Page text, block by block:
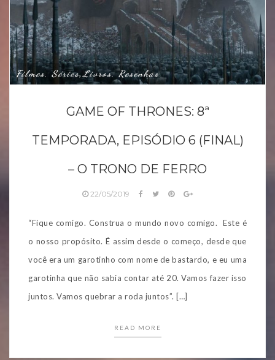
Filmes, Séries, Livros, Resenhas
GAME OF THRONES: 8ª
TEMPORADA, EPISÓDIO 6 (FINAL)
– O TRONO DE FERRO
22/05/2019
“Fique comigo. Construa o mundo novo comigo. Este é
o nosso propósito. É assim desde o começo, desde que
você era um garotinho com nome de bastardo, e eu uma
garotinha que não sabia contar até 20. Vamos fazer isso
juntos. Vamos quebrar a roda juntos”. […]
READ MORE